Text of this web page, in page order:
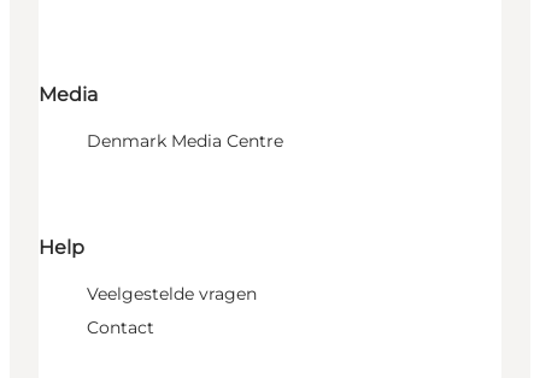
Media
Denmark Media Centre
Help
Veelgestelde vragen
Contact